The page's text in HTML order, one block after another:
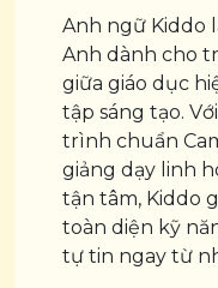
Anh ngữ Kiddo
Anh dành cho
giữa giáo dục
tập sáng tạo.
trình chuẩn
giảng dạy linh
tận tâm, Kiddo
toàn diện kỹ
tự tin ngay từ